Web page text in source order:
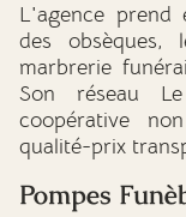
L'agence prend
des obsèques,
marbrerie
Son réseau
coopérative
qualité-prix
Pompes